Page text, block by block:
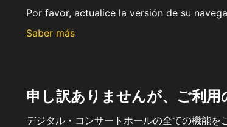
Por favor, actualice la versión de su
Saber más
申し訳ありませんが、ご利
デジタル・コンサートホールの全ての機能を